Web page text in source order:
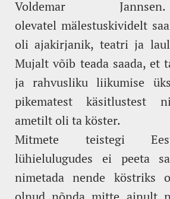
Voldemar
olevatel mälestuskividelt
oli ajakirjanik, teatri ja
Mujalt võib teada saada, et
ja rahvusliku liikumise
pikematest käsitlustest
ametilt oli ta köster.
Mitmete teistegi
lühielulugudes ei peeta
nimetada nende köstriks